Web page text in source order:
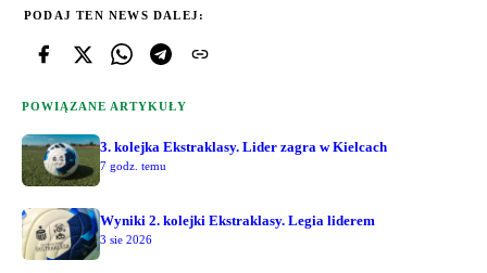
PODAJ TEN NEWS DALEJ:
POWIĄZANE ARTYKUŁY
3. kolejka Ekstraklasy. Lider zagra w Kielcach
7 godz. temu
Wyniki 2. kolejki Ekstraklasy. Legia liderem
3 sie 2026